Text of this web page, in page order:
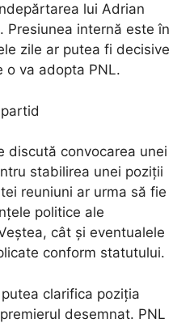
lui Adrian
Presiunea internă este în
zile ar putea fi decisive
o va adopta PNL.
discută convocarea unei
stabilirea unei poziții
reuniuni ar urma să fie
politice ale
cât și eventualele
conform statutului.
clarifica poziția
desemnat. PNL